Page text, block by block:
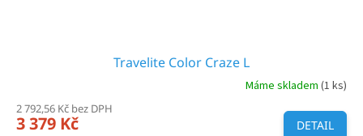
Travelite Color Craze L
Máme skladem (1 ks)
2 792,56 Kč bez DPH
3 379 Kč DETAIL